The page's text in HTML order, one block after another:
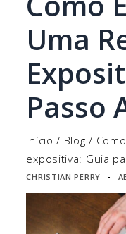
Uma
Passo
Início / Blog /
expositiva: Guia
CHRISTIAN PERRY ▪